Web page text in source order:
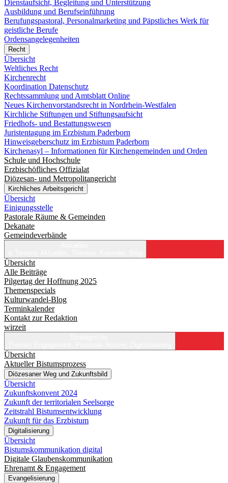
Dienstaufsicht, Begleitung und Unterstützung
Ausbildung und Berufseinführung
Berufungspastoral, Personalmarketing und Päpstliches Werk für
geistliche Berufe
Ordensangelegenheiten
Recht
Übersicht
Weltliches Recht
Kirchenrecht
Koordination Datenschutz
Rechtssammlung und Amtsblatt Online
Neues Kirchenvorstandsrecht in Nordrhein-Westfalen
Kirchliche Stiftungen und Stiftungsaufsicht
Friedhofs- und Bestattungswesen
Juristentagung im Erzbistum Paderborn
Hinweisgeberschutz im Erzbistum Paderborn
Kirchenasyl – Informationen für Kirchengemeinden und Orden
Schule und Hochschule
Erzbischöfliches Offizialat
Diözesan- und Metropolitangericht
Kirchliches Arbeitsgericht
Übersicht
Einigungsstelle
Pastorale Räume & Gemeinden
Dekanate
Gemeindeverbände
Übersicht
Alle Beiträge
Pilgertag der Hoffnung 2025
Themenspecials
Kulturwandel-Blog
Terminkalender
Kontakt zur Redaktion
wirzeit
Übersicht
Aktueller Bistumsprozess
Diözesaner Weg und Zukunftsbild
Übersicht
Zukunftskonvent 2024
Zukunft der territorialen Seelsorge
Zeitstrahl Bistumsentwicklung
Zukunft für das Erzbistum
Digitalisierung
Übersicht
Bistumskommunikation digital
Digitale Glaubenskommunikation
Ehrenamt & Engagement
Evangelisierung